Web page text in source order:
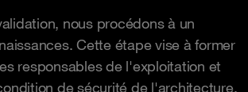
nous procédons à un
Cette étape vise à former
responsables de l'exploitation et
de sécurité de l'architecture.